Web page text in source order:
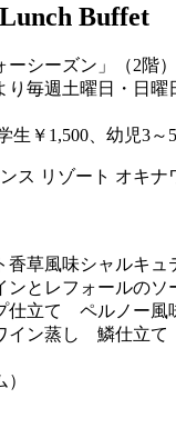
Buffet
ーシーズン」（2階）
り毎週土曜日・日曜
生￥1,500、幼児3～
香草風味シャルキュ
とレフォールのソ
仕立て ペルノー風
イン蒸し 鱗仕立て